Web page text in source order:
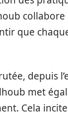
que
depuis
met
Cela